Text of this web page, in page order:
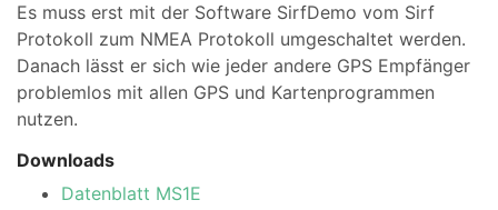
Es muss erst mit der Software SirfDemo vom Sirf
Protokoll zum NMEA Protokoll umgeschaltet werden.
Danach lässt er sich wie jeder andere GPS Empfänger
problemlos mit allen GPS und Kartenprogrammen
nutzen.
Downloads
Datenblatt MS1E